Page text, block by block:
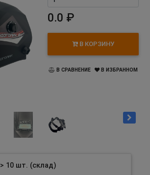
0.0 ₽
В КОРЗИНУ
В СРАВНЕНИЕ В ИЗБРАННОМ
> 10 шт. (склад)